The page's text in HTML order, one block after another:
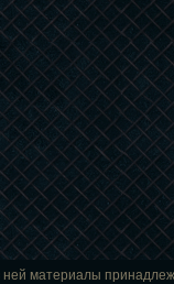
ней материалы